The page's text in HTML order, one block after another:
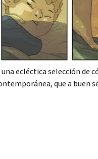
ecléctica selección de
que a buen